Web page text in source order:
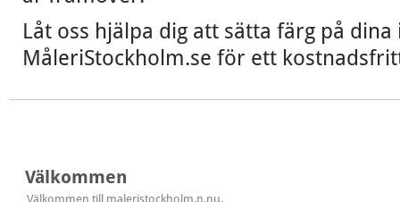
Låt oss hjälpa dig att sätta färg på
MåleriStockholm.se för ett
Välkommen
Välkommen till maleristockholm.n.nu.